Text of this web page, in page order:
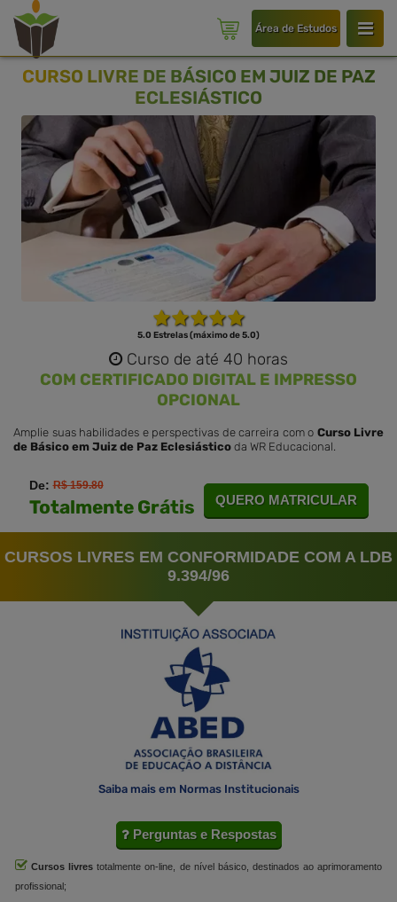
Área de Estudos
CURSO LIVRE DE BÁSICO EM JUIZ DE PAZ
ECLESIÁSTICO
5.0 Estrelas (máximo de 5.0)
Curso de até 40 horas
COM CERTIFICADO DIGITAL E IMPRESSO
OPCIONAL
Amplie suas habilidades e perspectivas de carreira com o Curso Livre
de Básico em Juiz de Paz Eclesiástico da WR Educacional.
De:R$ 159.80
Totalmente Grátis QUERO MATRICULAR
CURSOS LIVRES EM CONFORMIDADE COM A LDB
9.394/96
Saiba mais em Normas Institucionais
Perguntas e Respostas
Cursos livres totalmente on-line, de nível básico, destinados ao aprimoramento
profissional;